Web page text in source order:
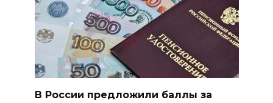
В России предложили баллы за